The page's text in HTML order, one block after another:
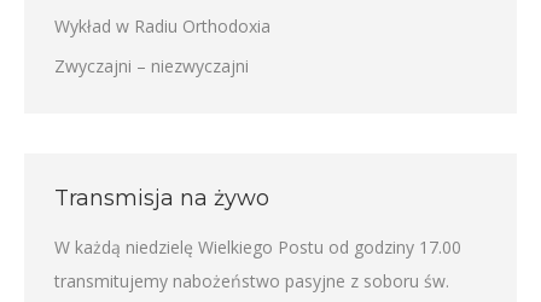
Wykład w Radiu Orthodoxia
Zwyczajni – niezwyczajni
Transmisja na żywo
W każdą niedzielę Wielkiego Postu od godziny 17.00
transmitujemy nabożeństwo pasyjne z soboru św.